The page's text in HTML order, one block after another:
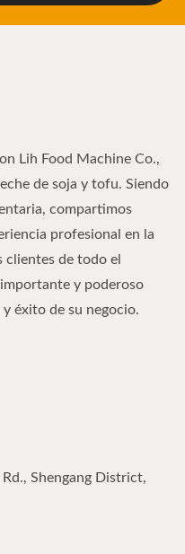
Lih Food Machine Co.,
de soja y tofu. Siendo
compartimos
profesional en la
de todo el
y poderoso
éxito de su negocio.
Shengang District,